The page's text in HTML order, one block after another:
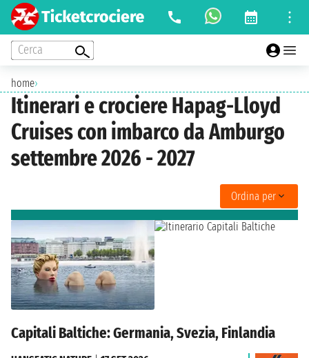
Cerca
home›
Itinerari e crociere Hapag-Lloyd
Cruises con imbarco da Amburgo
settembre 2026 - 2027
Ordina per
Capitali Baltiche: Germania, Svezia, Finlandia